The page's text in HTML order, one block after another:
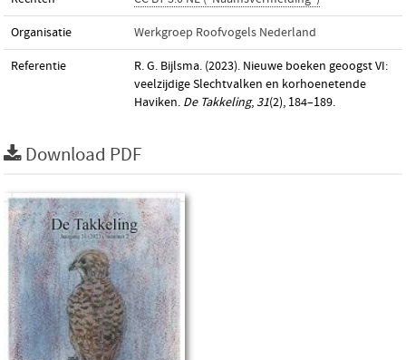
Organisatie Werkgroep Roofvogels Nederland
Referentie
R. G. Bijlsma. (2023). Nieuwe boeken geoogst VI:
veelzijdige Slechtvalken en korhoenetende
Haviken. De Takkeling, 31(2), 184–189.
Download PDF